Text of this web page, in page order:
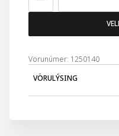
Vörunúmer: 1250140
VÖRULÝSING
frá sér vatni og